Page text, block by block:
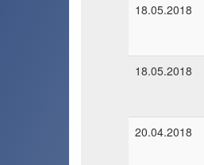
18.05.2018
18.05.2018
20.04.2018